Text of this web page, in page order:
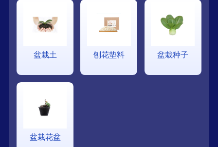
盆栽土 刨花垫料 盆栽种子
盆栽花盆